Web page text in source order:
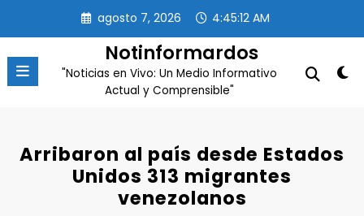
contenido
agosto 7, 2026 4:45:13 AM
Notinformardos
"Noticias en Vivo: Un Medio Informativo
Actual y Comprensible"
Arribaron al país desde Estados
Unidos 313 migrantes
venezolanos